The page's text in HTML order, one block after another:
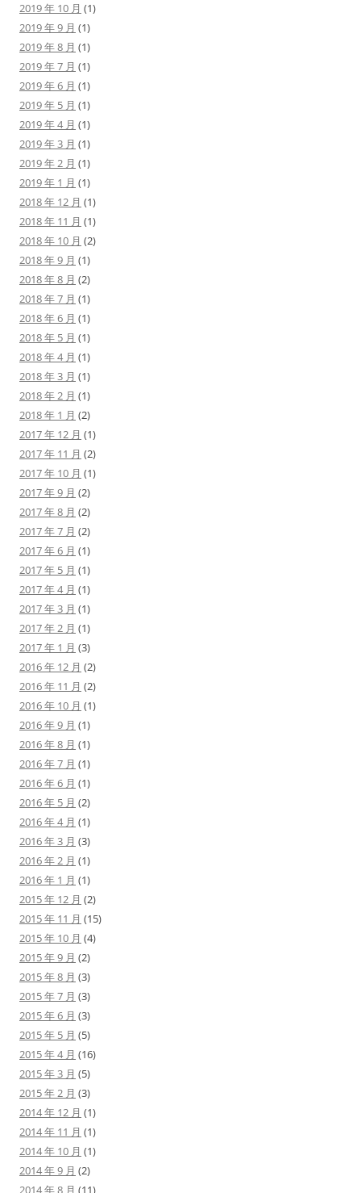
2019 年 10 月 (1)
2019 年 9 月 (1)
2019 年 8 月 (1)
2019 年 7 月 (1)
2019 年 6 月 (1)
2019 年 5 月 (1)
2019 年 4 月 (1)
2019 年 3 月 (1)
2019 年 2 月 (1)
2019 年 1 月 (1)
2018 年 12 月 (1)
2018 年 11 月 (1)
2018 年 10 月 (2)
2018 年 9 月 (1)
2018 年 8 月 (2)
2018 年 7 月 (1)
2018 年 6 月 (1)
2018 年 5 月 (1)
2018 年 4 月 (1)
2018 年 3 月 (1)
2018 年 2 月 (1)
2018 年 1 月 (2)
2017 年 12 月 (1)
2017 年 11 月 (2)
2017 年 10 月 (1)
2017 年 9 月 (2)
2017 年 8 月 (2)
2017 年 7 月 (2)
2017 年 6 月 (1)
2017 年 5 月 (1)
2017 年 4 月 (1)
2017 年 3 月 (1)
2017 年 2 月 (1)
2017 年 1 月 (3)
2016 年 12 月 (2)
2016 年 11 月 (2)
2016 年 10 月 (1)
2016 年 9 月 (1)
2016 年 8 月 (1)
2016 年 7 月 (1)
2016 年 6 月 (1)
2016 年 5 月 (2)
2016 年 4 月 (1)
2016 年 3 月 (3)
2016 年 2 月 (1)
2016 年 1 月 (1)
2015 年 12 月 (2)
2015 年 11 月 (15)
2015 年 10 月 (4)
2015 年 9 月 (2)
2015 年 8 月 (3)
2015 年 7 月 (3)
2015 年 6 月 (3)
2015 年 5 月 (5)
2015 年 4 月 (16)
2015 年 3 月 (5)
2015 年 2 月 (3)
2014 年 12 月 (1)
2014 年 11 月 (1)
2014 年 10 月 (1)
2014 年 9 月 (2)
2014 年 8 月 (11)